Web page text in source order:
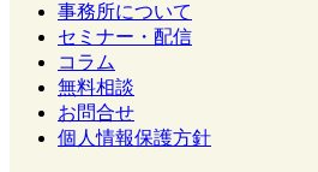
事務所について
セミナー・配信
コラム
無料相談
お問合せ
個人情報保護方針